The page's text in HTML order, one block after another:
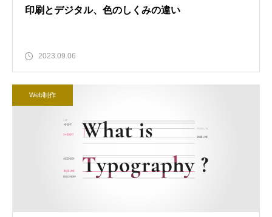
印刷とデジタル、色のしくみの違い
2023.09.06
Web制作